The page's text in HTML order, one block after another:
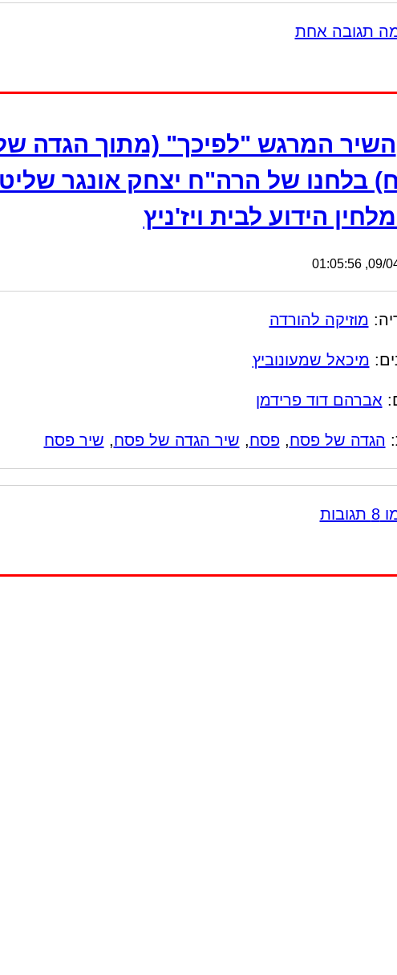
תגובה אחת
השיר המרגש "לפיכך" (מתוך הגדה
בלחנו של הרה"ח יצחק אונגר
הידוע לבית ויז'ניץ
09/04/
מוזיקה להורדה
מיכאל שמעונוביץ
אברהם דוד פרידמן
הגדה של פסח,פסח, שיר הגדה של פסח, שיר פסח